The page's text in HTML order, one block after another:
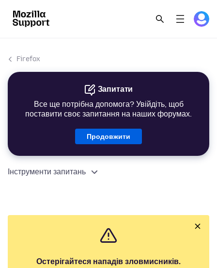
Firefox
Запитати
Все ще потрібна допомога? Увійдіть, щоб
поставити своє запитання на наших форумах.
Продовжити
Інструменти запитань
Остерігайтеся нападів зловмисників.